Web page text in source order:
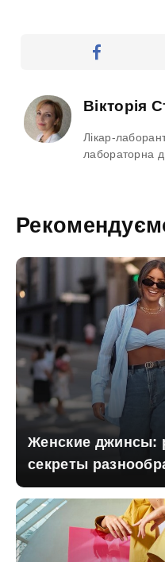
Вікторія
Лікар-
лабораторна
Женские джинсы:
секреты